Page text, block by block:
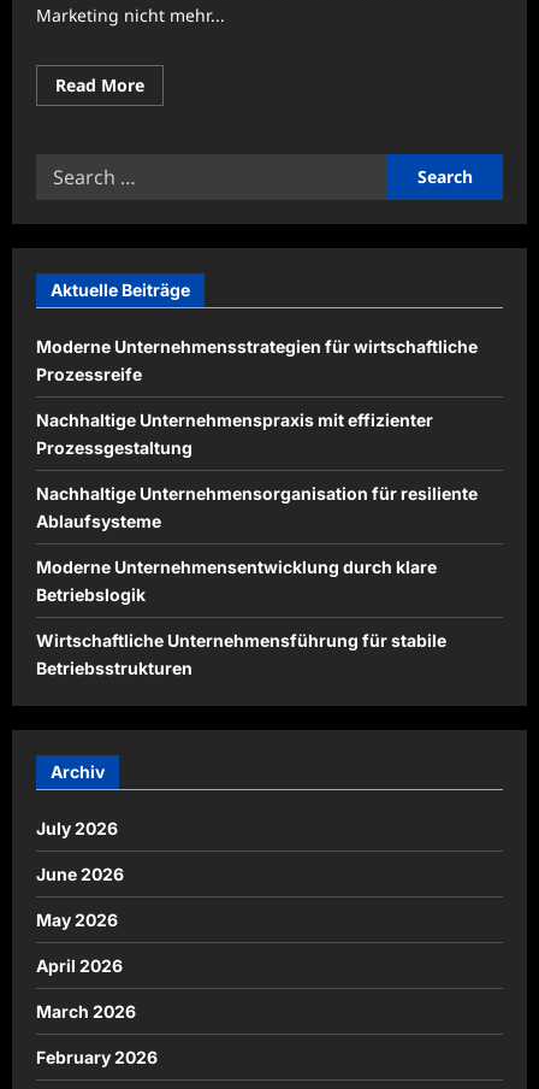
Marketing nicht mehr...
Read MoreRead
more
Search
Aktuelle Beiträge
Moderne Unternehmensstrategien für wirtschaftliche
Prozessreife
Nachhaltige Unternehmenspraxis mit effizienter
Prozessgestaltung
Nachhaltige Unternehmensorganisation für resiliente
Ablaufsysteme
Moderne Unternehmensentwicklung durch klare
Betriebslogik
Wirtschaftliche Unternehmensführung für stabile
Betriebsstrukturen
Archiv
July 2026
June 2026
May 2026
April 2026
March 2026
February 2026